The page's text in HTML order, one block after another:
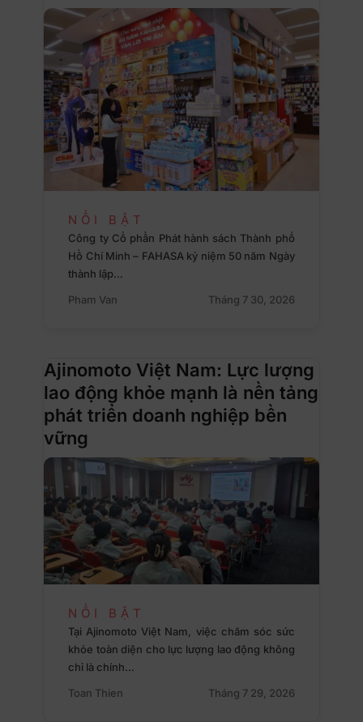
NỔI BẬT
Công ty Cổ phần Phát hành sách Thành phố
Hồ Chí Minh – FAHASA kỷ niệm 50 năm Ngày
thành lập…
Pham Van
Tháng 7 30, 2026
Ajinomoto Việt Nam: Lực lượng
lao động khỏe mạnh là nền tảng
phát triển doanh nghiệp bền
vững
NỔI BẬT
Tại Ajinomoto Việt Nam, việc chăm sóc sức
khỏe toàn diện cho lực lượng lao động không
chỉ là chính…
Toan Thien
Tháng 7 29, 2026